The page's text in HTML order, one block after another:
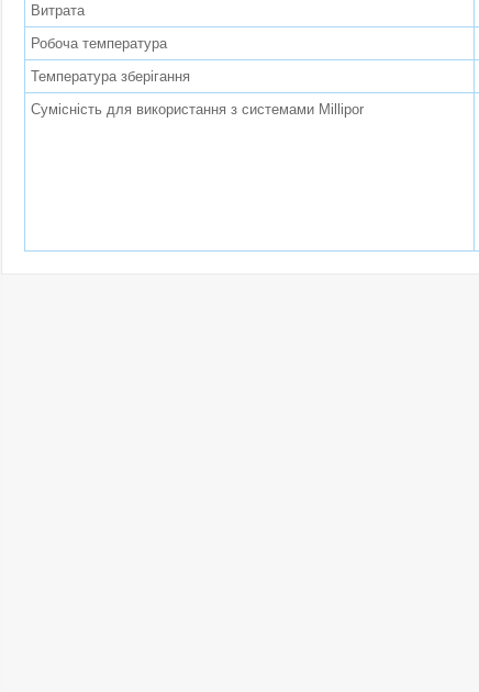
Витрата
Робоча температура
Температура зберігання
Сумісність для використання з системами Millipor